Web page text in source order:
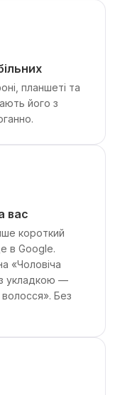
планшеті та
його з
вас
короткий
в Google.
«Чоловіча
укладкою —
Без